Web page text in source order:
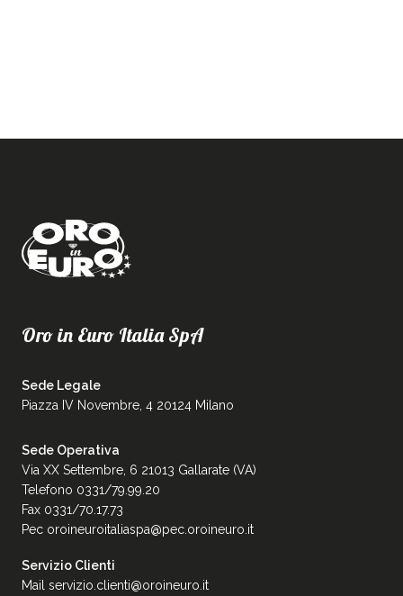
Oro in Euro Italia SpA
Sede Legale
Piazza IV Novembre, 4 20124 Milano
Sede Operativa
Via XX Settembre, 6 21013 Gallarate (VA)
Telefono 0331/79.99.20
Fax 0331/70.17.73
Pec oroineuroitaliaspa@pec.oroineuro.it
Servizio Clienti
Mail servizio.clienti@oroineuro.it